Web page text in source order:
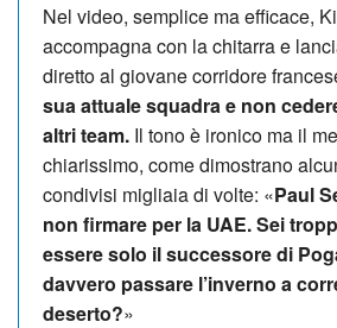
Nel video, semplice ma efficace,
accompagna con la chitarra e
diretto al giovane corridore
sua attuale squadra e non
altri team. Il tono è ironico ma il
chiarissimo, come dimostrano
condivisi migliaia di volte: «Paul
non firmare per la UAE. Sei
essere solo il successore di
davvero passare l’inverno a
deserto?»